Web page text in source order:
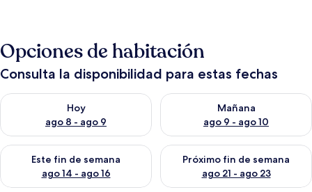
Opciones de habitación
Consulta la disponibilidad para estas fechas
Hoy
ago 8 - ago 9
Consulta la disponibilidad para hoy ago 8 - ago 9
Mañana
ago 9 - ago 10
Consulta la disponibilidad
Este fin de semana
ago 14 - ago 16
Consulta la disponibilidad para este fin de semana ago 14 -
Próximo fin de semana
ago 21 - ago 23
Consulta la disponibilidad